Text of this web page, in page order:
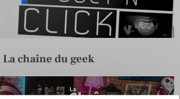
La chaîne du geek